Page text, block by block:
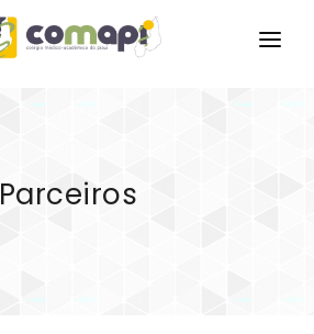
Parceiros